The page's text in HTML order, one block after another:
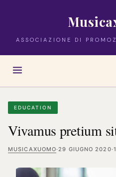
ASSOCIAZIONE DI
EDUCATION
Vivamus pretium
MUSICAXUOMO·29 GIUGNO 2020·